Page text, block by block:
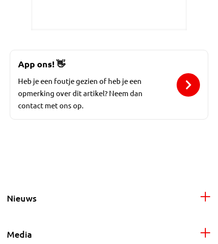
App ons!👋
Heb je een foutje gezien of heb je een
opmerking over dit artikel? Neem dan
contact met ons op.
Nieuws
Media